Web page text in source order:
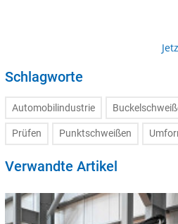
Schlagworte
Automobilindustrie
Prüfen Punktschweißen
Verwandte Artikel